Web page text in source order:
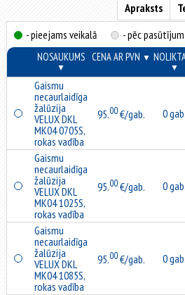
Apraksts
- pieejams veikalā
- pēc
NOSAUKUMS
▼
CENA AR PVN ▼
▼
Gaismu
necaurlaidīga
žalūzija
VELUX DKL
MK04 0705S,
rokas vadība
95.00€/gab. 0 gab.
Gaismu
necaurlaidīga
žalūzija
VELUX DKL
MK04 1025S,
rokas vadība
95.00€/gab. 0 gab.
Gaismu
necaurlaidīga
žalūzija
VELUX DKL
MK04 1085S,
rokas vadība
95.00€/gab. 0 gab.